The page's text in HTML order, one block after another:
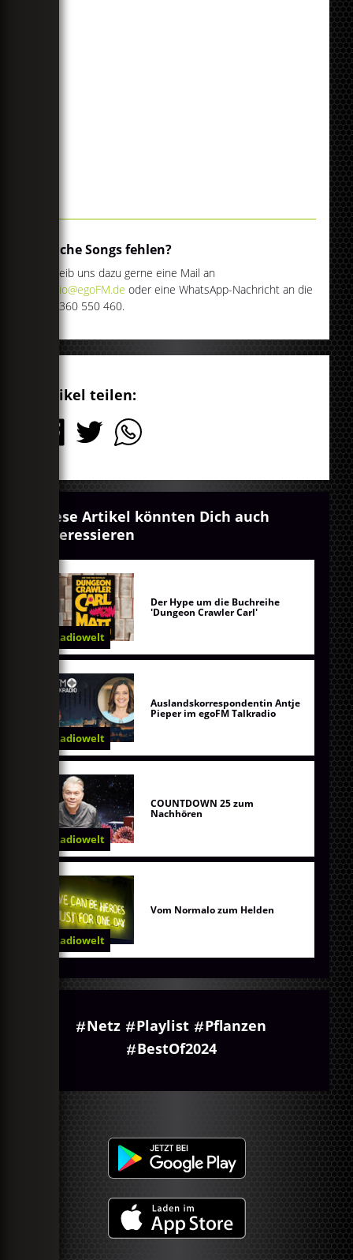
Welche Songs fehlen?
Schreib uns dazu gerne eine Mail an
studio@egoFM.de oder eine WhatsApp-Nachricht an die
089 360 550 460.
Artikel teilen:
Diese Artikel könnten Dich auch
interessieren
Radiowelt
Der Hype um die Buchreihe
'Dungeon Crawler Carl'
Radiowelt
Auslandskorrespondentin Antje
Pieper im egoFM Talkradio
Radiowelt
COUNTDOWN 25 zum
Nachhören
Radiowelt
Vom Normalo zum Helden
Netz Playlist
Pflanzen
BestOf2024